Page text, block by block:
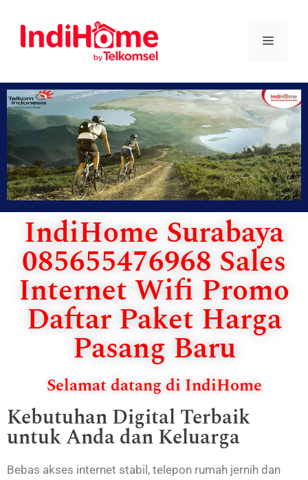
IndiHome Surabaya
085655476968 Sales
Internet Wifi Promo
Daftar Paket Harga
Pasang Baru
Selamat datang di IndiHome
Kebutuhan Digital Terbaik
untuk Anda dan Keluarga
Bebas akses internet stabil, telepon rumah jernih dan